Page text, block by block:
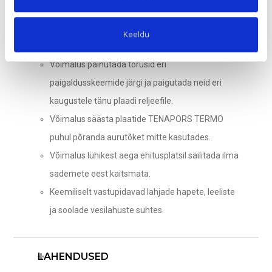
Keeldu
Võimalus painutada torusid eri
paigaldusskeemide järgi ja paigutada neid eri
kaugustele tänu plaadi reljeefile.
Võimalus säästa plaatide TENAPORS TERMO
puhul põranda aurutõket mitte kasutades.
Võimalus lühikest aega ehitusplatsil säilitada ilma
sademete eest kaitsmata.
Keemiliselt vastupidavad lahjade hapete, leeliste
ja soolade vesilahuste suhtes.
LAHENDUSED